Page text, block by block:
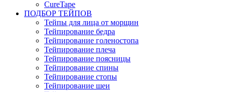
CureTape
ПОДБОР ТЕЙПОВ
Тейпы для лица от морщин
Тейпирование бедра
Тейпирование голеностопа
Тейпирование плеча
Тейпирование поясницы
Тейпирование спины
Тейпирование стопы
Тейпирование шеи